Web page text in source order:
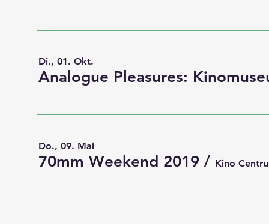
Di., 01. Okt.
Do., 09. Mai
70mm Weekend 2019 / Kino